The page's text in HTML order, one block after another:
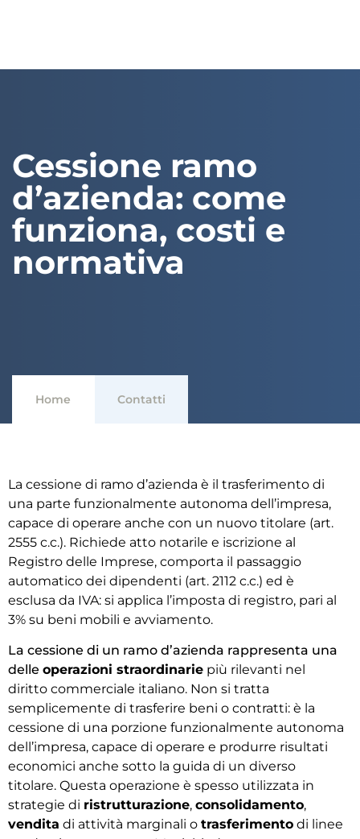
Cessione ramo
d’azienda: come
funziona, costi e
normativa
Home Contatti
La cessione di ramo d’azienda è il trasferimento di
una parte funzionalmente autonoma dell’impresa,
capace di operare anche con un nuovo titolare (art.
2555 c.c.). Richiede atto notarile e iscrizione al
Registro delle Imprese, comporta il passaggio
automatico dei dipendenti (art. 2112 c.c.) ed è
esclusa da IVA: si applica l’imposta di registro, pari al
3% su beni mobili e avviamento.
La cessione di un ramo d’azienda rappresenta una
delle operazioni straordinarie più rilevanti nel
diritto commerciale italiano. Non si tratta
semplicemente di trasferire beni o contratti: è la
cessione di una porzione funzionalmente autonoma
dell’impresa, capace di operare e produrre risultati
economici anche sotto la guida di un diverso
titolare. Questa operazione è spesso utilizzata in
strategie di ristrutturazione, consolidamento,
vendita di attività marginali o trasferimento di linee